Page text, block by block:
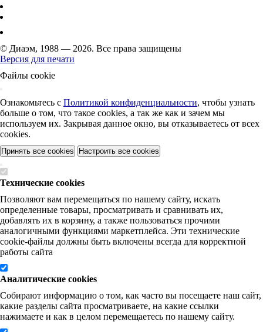
© Диаэм, 1988 — 2026. Все права защищены
Версия для печати
Файлы cookie
Ознакомьтесь с Политикой конфиденциальности, чтобы узнать
больше о том, что такое cookies, а так же как и зачем мы
используем их. Закрывая данное окно, вы отказываетесь от всех
cookies.
Принять все cookies Настроить все cookies
Технические cookies
Позволяют вам перемещаться по нашему сайту, искать
определенные товары, просматривать и сравнивать их,
добавлять их в корзину, а также пользоваться прочими
аналогичными функциями маркетплейса. Эти технические
cookie-файлы должны быть включены всегда для корректной
работы сайта
Аналитические cookies
Собирают информацию о том, как часто вы посещаете наш сайт,
какие разделы сайта просматриваете, на какие ссылки
нажимаете и как в целом перемещаетесь по нашему сайту.